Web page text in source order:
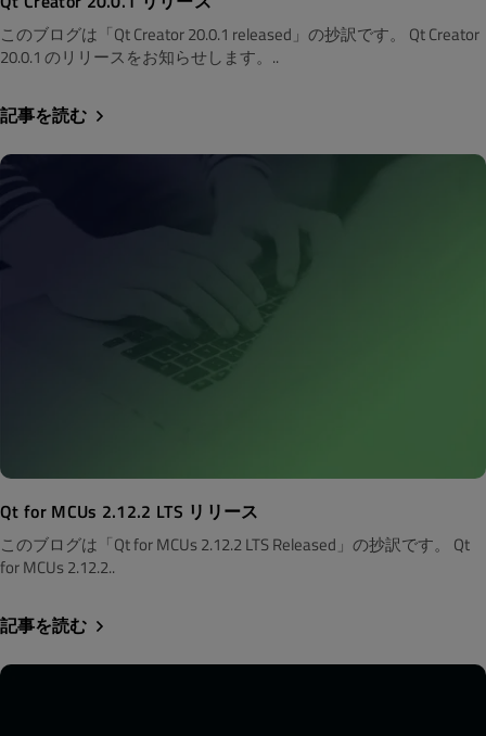
このブログは「Qt Creator 20.0.1 released」の抄訳です。 Qt Creator
20.0.1 のリリースをお知らせします。..
記事を読む
Qt for MCUs 2.12.2 LTS リリース
このブログは「Qt for MCUs 2.12.2 LTS Released」の抄訳です。 Qt
for MCUs 2.12.2..
記事を読む